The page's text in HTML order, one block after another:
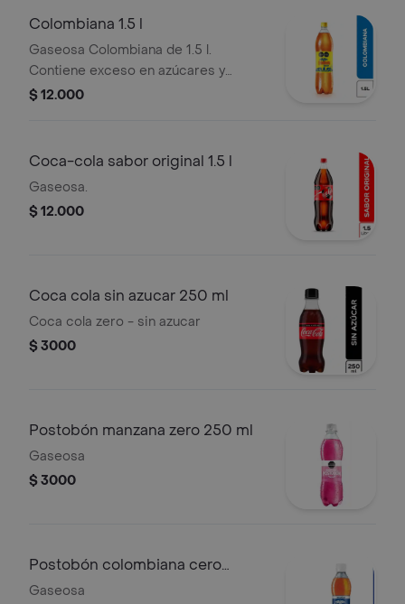
Colombiana 1.5 l
Gaseosa Colombiana de 1.5 l.
Contiene exceso en azúcares y
edulcorantes.
$ 12.000
Coca-cola sabor original 1.5 l
Gaseosa.
$ 12.000
Coca cola sin azucar 250 ml
Coca cola zero - sin azucar
$ 3000
Postobón manzana zero 250 ml
Gaseosa
$ 3000
Postobón colombiana cero
azucar 250 ml
Gaseosa